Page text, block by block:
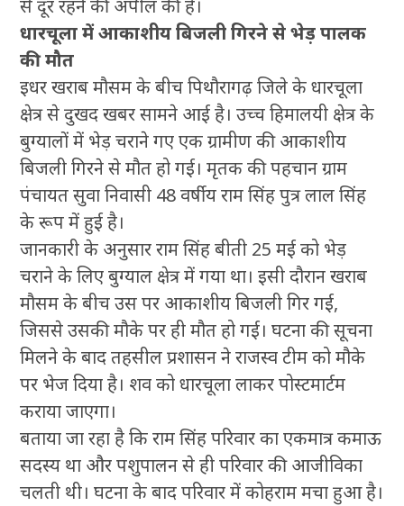
से दूर रहने की अपील की है।
धारचूला में आकाशीय बिजली गिरने से भेड़ पालक
की मौत
इधर खराब मौसम के बीच पिथौरागढ़ जिले के धारचूला
क्षेत्र से दुखद खबर सामने आई है। उच्च हिमालयी क्षेत्र के
बुग्यालों में भेड़ चराने गए एक ग्रामीण की आकाशीय
बिजली गिरने से मौत हो गई। मृतक की पहचान ग्राम
पंचायत सुवा निवासी 48 वर्षीय राम सिंह पुत्र लाल सिंह
के रूप में हुई है।
जानकारी के अनुसार राम सिंह बीती 25 मई को भेड़
चराने के लिए बुग्याल क्षेत्र में गया था। इसी दौरान खराब
मौसम के बीच उस पर आकाशीय बिजली गिर गई,
जिससे उसकी मौके पर ही मौत हो गई। घटना की सूचना
मिलने के बाद तहसील प्रशासन ने राजस्व टीम को मौके
पर भेज दिया है। शव को धारचूला लाकर पोस्टमार्टम
कराया जाएगा।
बताया जा रहा है कि राम सिंह परिवार का एकमात्र कमाऊ
सदस्य था और पशुपालन से ही परिवार की आजीविका
चलती थी। घटना के बाद परिवार में कोहराम मचा हुआ है।